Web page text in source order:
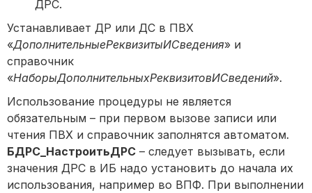
ДРС.
Устанавливает ДР или ДС в ПВХ
«ДополнительныеРеквизитыИСведения» и
справочник
«НаборыДополнительныхРеквизитовИСведений».
Использование процедуры не является
обязательным – при первом вызове записи или
чтения ПВХ и справочник заполнятся автоматом.
БДРС_НастроитьДРС – следует вызывать, если
значения ДРС в ИБ надо установить до начала их
использования, например во ВПФ. При выполнении